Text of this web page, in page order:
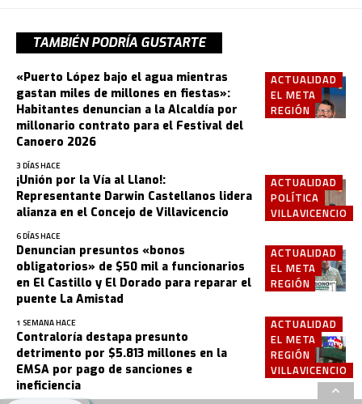
TAMBIÉN PODRÍA GUSTARTE
ACTUALIDAD
EL META
REGIÓN
«Puerto López bajo el agua mientras
gastan miles de millones en fiestas»:
Habitantes denuncian a la Alcaldía por
millonario contrato para el Festival del
Canoero 2026
3 DÍAS HACE
ACTUALIDAD
POLÍTICA
VILLAVICENCIO
¡Unión por la Vía al Llano!:
Representante Darwin Castellanos lidera
alianza en el Concejo de Villavicencio
6 DÍAS HACE
ACTUALIDAD
EL META
REGIÓN
Denuncian presuntos «bonos
obligatorios» de $50 mil a funcionarios
en El Castillo y El Dorado para reparar el
puente La Amistad
1 SEMANA HACE
ACTUALIDAD
EL META
REGIÓN
VILLAVICENCIO
Contraloría destapa presunto
detrimento por $5.813 millones en la
EMSA por pago de sanciones e
ineficiencia